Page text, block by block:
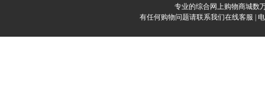
专业的综合网上购物商城数
有任何购物问题请联系我们在线客服 | 电